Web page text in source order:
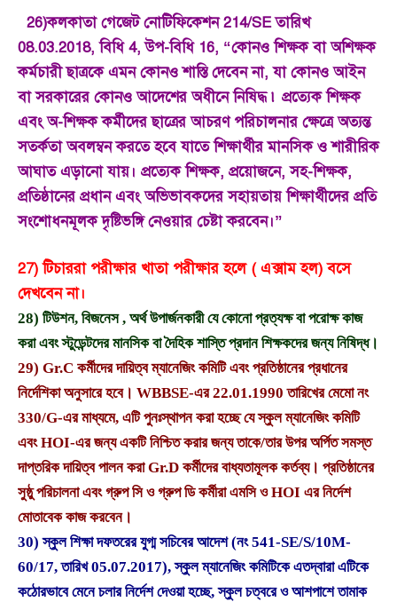
26)কলকাতা গেজেট নোটিফিকেশন 214/SE তারিখ
08.03.2018, বিধি 4, উপ-বিধি 16, “কোনও শিক্ষক বা অশিক্ষক
কর্মচারী ছাত্রকে এমন কোনও শাস্তি দেবেন না, যা কোনও আইন
বা সরকারের কোনও আদেশের অধীনে নিষিদ্ধ ৷ প্রত্যেক শিক্ষক
এবং অ-শিক্ষক কর্মীদের ছাত্রের আচরণ পরিচালনার ক্ষেত্রে অত্যন্ত
সতর্কতা অবলম্বন করতে হবে যাতে শিক্ষার্থীর মানসিক ও শারীরিক
আঘাত এড়ানো যায়। প্রত্যেক শিক্ষক, প্রয়োজনে, সহ-শিক্ষক,
প্রতিষ্ঠানের প্রধান এবং অভিভাবকদের সহায়তায় শিক্ষার্থীদের প্রতি
সংশোধনমূলক দৃষ্টিভঙ্গি নেওয়ার চেষ্টা করবেন।”
27) টিচাররা পরীক্ষার খাতা পরীক্ষার হলে ( এক্সাম হল) বসে
দেখবেন না।
28) টিউশন, বিজনেস , অর্থ উপার্জনকারী যে কোনো প্রত্যক্ষ বা পরোক্ষ কাজ
করা এবং স্টুডেন্টদের মানসিক বা দৈহিক শাস্তি প্রদান শিক্ষকদের জন্য নিষিদ্ধ।
29) Gr.C কর্মীদের দায়িত্ব ম্যানেজিং কমিটি এবং প্রতিষ্ঠানের প্রধানের
নির্দেশিকা অনুসারে হবে। WBBSE-এর 22.01.1990 তারিখের মেমো নং
330/G-এর মাধ্যমে, এটি পুনঃস্থাপন করা হচ্ছে যে স্কুল ম্যানেজিং কমিটি
এবং HOI-এর জন্য একটি নিশ্চিত করার জন্য তাকে/তার উপর অর্পিত সমস্ত
দাপ্তরিক দায়িত্ব পালন করা Gr.D কর্মীদের বাধ্যতামূলক কর্তব্য। প্রতিষ্ঠানের
সুষ্ঠু পরিচালনা এবং গ্রুপ সি ও গ্রুপ ডি কর্মীরা এমসি ও HOI এর নির্দেশ
মোতাবেক কাজ করবেন।
30) স্কুল শিক্ষা দফতরের যুগ্ম সচিবের আদেশ (নং 541-SE/S/10M-
60/17, তারিখ 05.07.2017), স্কুল ম্যানেজিং কমিটিকে এতদ্বারা এটিকে
কঠোরভাবে মেনে চলার নির্দেশ দেওয়া হচ্ছে, স্কুল চত্বরে ও আশপাশে তামাক